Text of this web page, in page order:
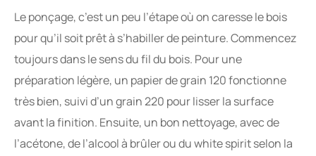
Le ponçage, c’est un peu l’étape où on caresse le bois
pour qu’il soit prêt à s’habiller de peinture. Commencez
toujours dans le sens du fil du bois. Pour une
préparation légère, un papier de grain 120 fonctionne
très bien, suivi d’un grain 220 pour lisser la surface
avant la finition. Ensuite, un bon nettoyage, avec de
l’acétone, de l’alcool à brûler ou du white spirit selon la